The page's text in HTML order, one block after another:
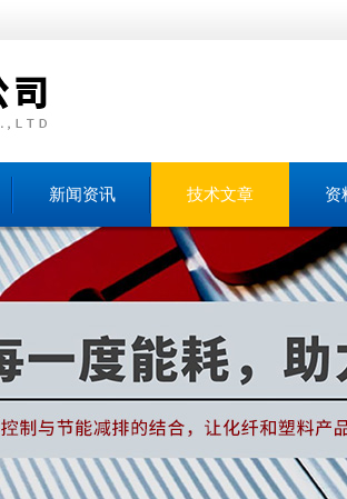
新闻资讯 技术文章 资